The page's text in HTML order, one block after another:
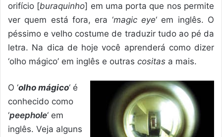
orifício [buraquinho] em uma porta que nos permite
ver quem está fora, era ‘magic eye‘ em inglês. O
péssimo e velho costume de traduzir tudo ao pé da
letra. Na dica de hoje você aprenderá como dizer
‘olho mágico’ em inglês e outras cositas a mais.
O ‘olho mágico‘ é
conhecido como
‘peephole‘ em
inglês. Veja alguns